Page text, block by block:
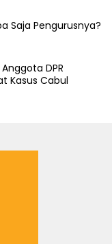
Saja Pengurusnya?
DPR
Kasus Cabul